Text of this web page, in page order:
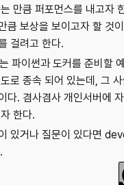
만큼 퍼포먼스를 내고자
큼 보상을 보이고자 할 것
걸려고 한다.
파이썬과 도커를 준비할
로 종속 되어 있는데, 그
다. 겸사겸사 개인서버에
한다.
있거나 질문이 있다면